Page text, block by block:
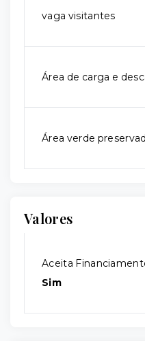
vaga visitantes
Área de carga e
Área verde
Valores
Aceita
Sim